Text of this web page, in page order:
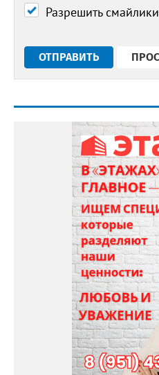
Разрешить